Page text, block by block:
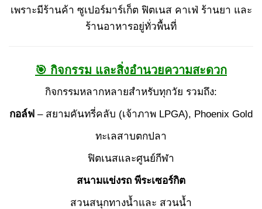
เพราะมีร้านค้า ซูเปอร์มาร์เก็ต ฟิตเนส คาเฟ่ ร้านยา และ
ร้านอาหารอยู่ทั่วพื้นที่
🎯 กิจกรรม และสิ่งอำนวยความสะดวก
กิจกรรมหลากหลายสำหรับทุกวัย รวมถึง:
กอล์ฟ – สยามคันทรี่คลับ (เจ้าภาพ LPGA), Phoenix Gold
ทะเลสาบตกปลา
ฟิตเนสและศูนย์กีฬา
สนามแข่งรถ พีระเซอร์กิต
สวนสนุกทางน้ำและ สวนน้ำ